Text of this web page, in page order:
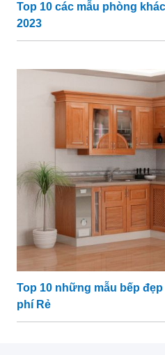
Top 10 các mẫu phòng
2023
Top 10 những mẫu bếp
phí Rẻ